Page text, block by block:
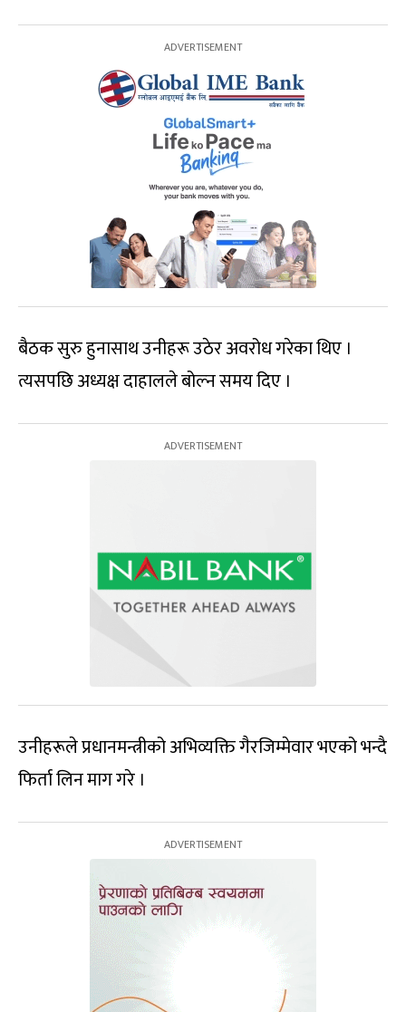
बैठक सुरु हुनासाथ उनीहरू उठेर अवरोध गरेका थिए ।
त्यसपछि अध्यक्ष दाहालले बोल्न समय दिए ।
उनीहरूले प्रधानमन्त्रीको अभिव्यक्ति गैरजिम्मेवार भएको भन्दै
फिर्ता लिन माग गरे ।